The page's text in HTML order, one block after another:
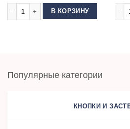
Количество товара Рамка-регулятор
В КОРЗИНУ
Популярные категории
КНОПКИ И